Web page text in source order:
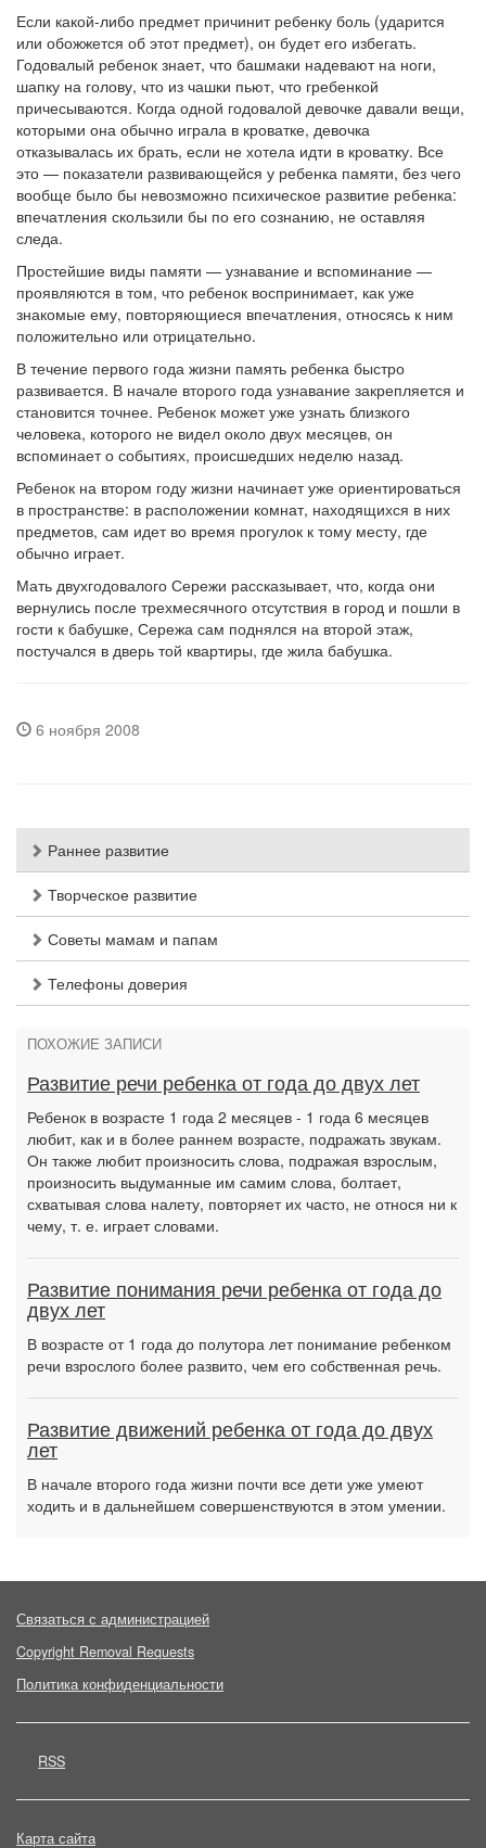
Если какой-либо предмет причинит ребенку боль (ударится
или обожжется об этот предмет), он будет его избегать.
Годовалый ребенок знает, что башмаки надевают на ноги,
шапку на голову, что из чашки пьют, что гребенкой
причесываются. Когда одной годовалой девочке давали вещи,
которыми она обычно играла в кроватке, девочка
отказывалась их брать, если не хотела идти в кроватку. Все
это — показатели развивающейся у ребенка памяти, без чего
вообще было бы невозможно психическое развитие ребенка:
впечатления скользили бы по его сознанию, не оставляя
следа.
Простейшие виды памяти — узнавание и вспоминание —
проявляются в том, что ребенок воспринимает, как уже
знакомые ему, повторяющиеся впечатления, относясь к ним
положительно или отрицательно.
В течение первого года жизни память ребенка быстро
развивается. В начале второго года узнавание закрепляется и
становится точнее. Ребенок может уже узнать близкого
человека, которого не видел около двух месяцев, он
вспоминает о событиях, происшедших неделю назад.
Ребенок на втором году жизни начинает уже ориентироваться
в пространстве: в расположении комнат, находящихся в них
предметов, сам идет во время прогулок к тому месту, где
обычно играет.
Мать двухгодовалого Сережи рассказывает, что, когда они
вернулись после трехмесячного отсутствия в город и пошли в
гости к бабушке, Сережа сам поднялся на второй этаж,
постучался в дверь той квартиры, где жила бабушка.
6 ноября 2008
Раннее развитие
Творческое развитие
Советы мамам и папам
Телефоны доверия
ПОХОЖИЕ ЗАПИСИ
Развитие речи ребенка от года до двух лет
Ребенок в возрасте 1 года 2 месяцев - 1 года 6 месяцев
любит, как и в более раннем возрасте, подражать звукам.
Он также любит произносить слова, подражая взрослым,
произносить выдуманные им самим слова, болтает,
схватывая слова налету, повторяет их часто, не относя ни к
чему, т. е. играет словами.
Развитие понимания речи ребенка от года до
двух лет
В возрасте от 1 года до полутора лет понимание ребенком
речи взрослого более развито, чем его собственная речь.
Развитие движений ребенка от года до двух
лет
В начале второго года жизни почти все дети уже умеют
ходить и в дальнейшем совершенствуются в этом умении.
Связаться с администрацией
Copyright Removal Requests
Политика конфиденциальности
RSS
Карта сайта